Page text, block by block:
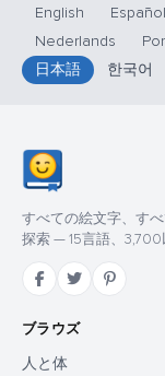
English Español
Nederlands
日本語
한국어
すべての絵文字、す
探索 — 15言語、3,700
ブラウズ
人と体